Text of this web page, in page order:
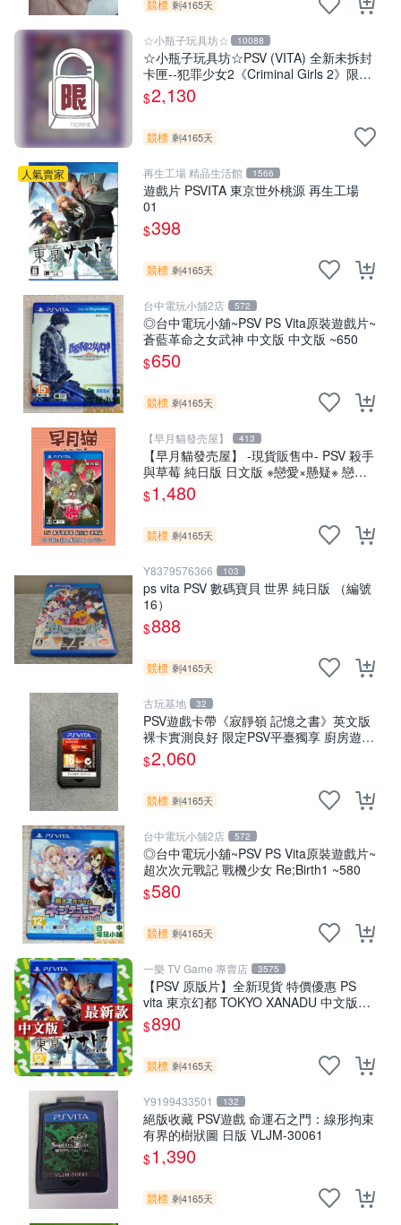
競標 剩4165天
☆小瓶子玩具坊☆ 10088
☆小瓶子玩具坊☆PSV (VITA) 全新未拆封
卡匣--犯罪少女2《Criminal Girls 2》限定
版 (日版)
$2,130
競標 剩4165天
人氣賣家 再生工場 精品生活館 1566
遊戲片 PSVITA 東京世外桃源 再生工場
01
$398
競標 剩4165天
台中電玩小舖2店 572
◎台中電玩小舖~PSV PS Vita原裝遊戲片~
蒼藍革命之女武神 中文版 中文版 ~650
$650
競標 剩4165天
【早月貓發売屋】 413
【早月貓發売屋】 -現貨販售中- PSV 殺手
與草莓 純日版 日文版 ※戀愛×懸疑※ 戀愛
ADV遊戲
$1,480
競標 剩4165天
Y8379576366 103
ps vita PSV 數碼寶貝 世界 純日版 （編號
16）
$888
競標 剩4165天
古玩基地 32
PSV遊戲卡帶《寂靜嶺 記憶之書》英文版
裸卡實測良好 限定PSV平臺獨享 廚房遊戲
獲得熱銷推薦 寂靜嶺 電玩遊戲 PSV卡帶
$2,060
競標 剩4165天
台中電玩小舖2店 572
◎台中電玩小舖~PSV PS Vita原裝遊戲片~
超次次元戰記 戰機少女 Re;Birth1 ~580
$580
競標 剩4165天
一樂 TV Game 專賣店 3575
【PSV 原版片】全新現貨 特價優惠 PS
vita 東京幻都 TOKYO XANADU 中文版
【台中一樂電玩】
$890
競標 剩4165天
Y9199433501 132
絕版收藏 PSV遊戲 命運石之門：線形拘束
有界的樹狀圖 日版 VLJM-30061
$1,390
競標 剩4165天